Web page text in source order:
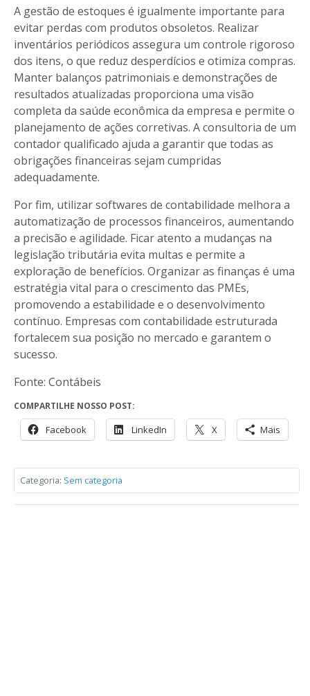
A gestão de estoques é igualmente importante para
evitar perdas com produtos obsoletos. Realizar
inventários periódicos assegura um controle rigoroso
dos itens, o que reduz desperdícios e otimiza compras.
Manter balanços patrimoniais e demonstrações de
resultados atualizadas proporciona uma visão
completa da saúde econômica da empresa e permite o
planejamento de ações corretivas. A consultoria de um
contador qualificado ajuda a garantir que todas as
obrigações financeiras sejam cumpridas
adequadamente.
Por fim, utilizar softwares de contabilidade melhora a
automatização de processos financeiros, aumentando
a precisão e agilidade. Ficar atento a mudanças na
legislação tributária evita multas e permite a
exploração de benefícios. Organizar as finanças é uma
estratégia vital para o crescimento das PMEs,
promovendo a estabilidade e o desenvolvimento
contínuo. Empresas com contabilidade estruturada
fortalecem sua posição no mercado e garantem o
sucesso.
Fonte: Contábeis
COMPARTILHE NOSSO POST:
Facebook LinkedIn X Mais
Categoria: Sem categoria